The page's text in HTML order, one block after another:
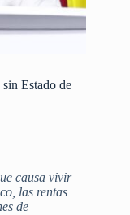
Estado de
causa vivir
las rentas
de